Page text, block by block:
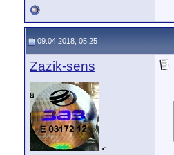
09.04.2018, 05:25
Zazik-sens
♂